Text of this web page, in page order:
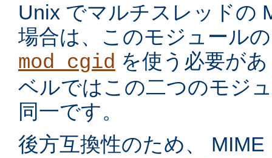
Unix でマルチスレッドの
場合は、このモジュール
mod_cgid を使う必要が
ベルではこの二つのモジ
同一です。
後方互換性のため、